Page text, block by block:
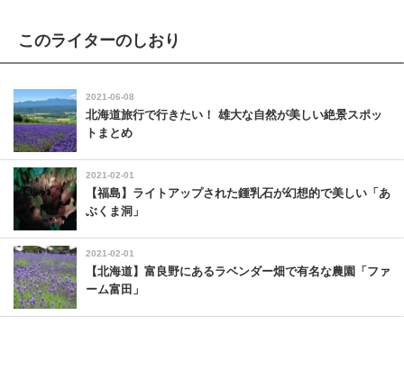
このライターのしおり
2021-06-08
北海道旅行で行きたい！ 雄大な自然が美しい絶景スポッ
トまとめ
2021-02-01
【福島】ライトアップされた鍾乳石が幻想的で美しい「あ
ぶくま洞」
2021-02-01
【北海道】富良野にあるラベンダー畑で有名な農園「ファ
ーム富田」